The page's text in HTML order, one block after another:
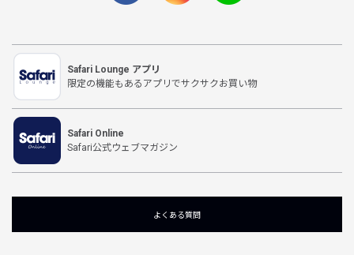
Safari Lounge アプリ
限定の機能もあるアプリでサクサクお買い物
Safari Online
Safari公式ウェブマガジン
よくある質問